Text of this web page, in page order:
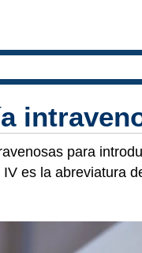
para
es la abreviatura